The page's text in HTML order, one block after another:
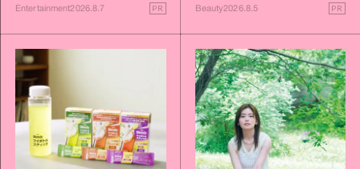
Entertainment2026.8.7 PR Beauty2026.8.5 PR